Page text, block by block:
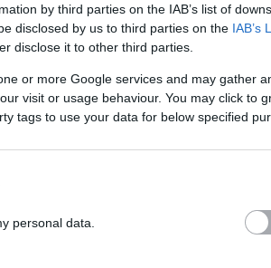
by third parties on the IAB’s list of
disclosed by us to third parties on the IAB’s
disclose it to other third parties.
or more Google services and may gather
visit or usage behaviour. You may click to
tags to use your data for below specified
personal data.
¿Quién jugará en
A continuación, las
– Koke, Rodrigo de